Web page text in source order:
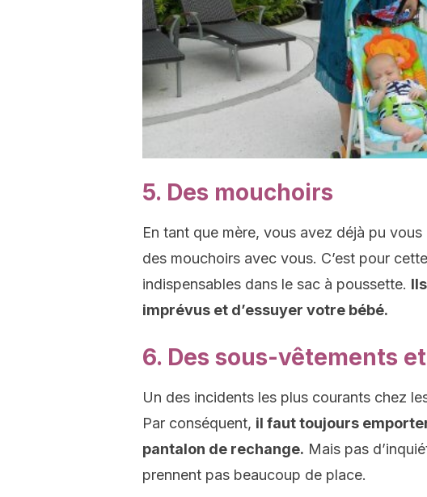
5. Des mouchoirs
En tant que mère, vous avez déjà pu
des mouchoirs avec vous. C’est pour
indispensables dans le sac à poussette.
imprévus et d’essuyer votre bébé.
6. Des sous-vêtements
Un des incidents les plus courants chez
Par conséquent, il faut toujours
pantalon de rechange. Mais pas
prennent pas beaucoup de place.